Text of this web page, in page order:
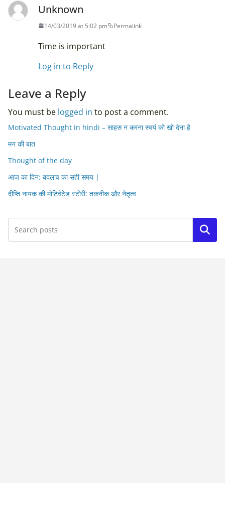
Unknown
14/03/2019 at 5:02 pm Permalink
Time is important
Log in to Reply
Leave a Reply
You must be logged in to post a comment.
Motivated Thought in hindi – साहस न करना स्वयं को खो देना है
मन की बात
Thought of the day
आज का दिन: बदलाव का सही समय |
दीप्ति नायक की मोटिवेटेड स्टोरी: तकनीक और नेतृत्व
Search